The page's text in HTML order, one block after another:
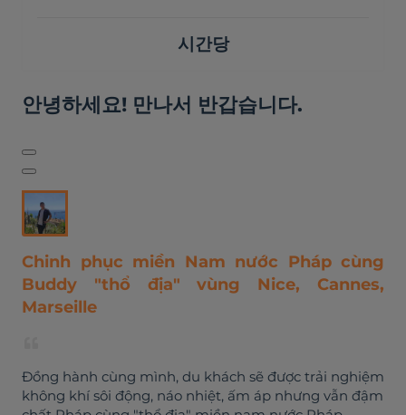
시간당
안녕하세요! 만나서 반갑습니다.
Chinh phục miền Nam nước Pháp cùng
Buddy "thổ địa" vùng Nice, Cannes,
Marseille
Đồng hành cùng mình, du khách sẽ được trải nghiệm
không khí sôi động, náo nhiệt, ấm áp nhưng vẫn đậm